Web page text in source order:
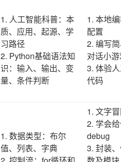
1. 人工智能科普：本
质、应用、起源、学
习路径
2. Python基础语法知
识：输入、输出、变
量、条件判断
1. 本地
配置
2. 编写
对话小
3. 体验
代码
1. 数据类型：布尔
值、列表、字典
1. 文字
2. 学会
debug
3. 封装